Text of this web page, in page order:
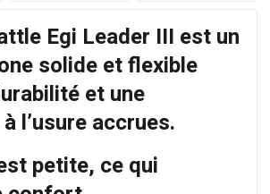
Egi Leader III est un
solide et flexible
et une
l’usure accrues.
petite, ce qui